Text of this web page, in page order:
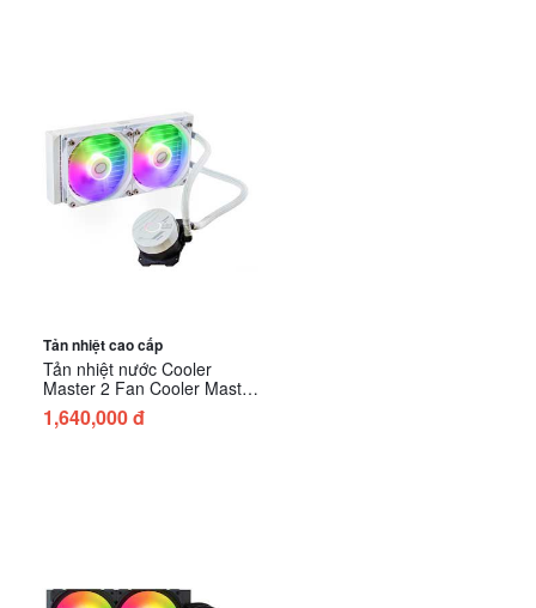
Tản nhiệt cao cấp
Tản nhiệt nước Cooler
Master 2 Fan Cooler Master
240L CORE ARGB WHITE
1,640,000 đ